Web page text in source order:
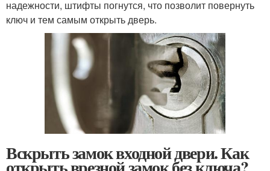
надежности, штифты погнутся, что позволит повернуть
ключ и тем самым открыть дверь.
Вскрыть замок входной двери. Как